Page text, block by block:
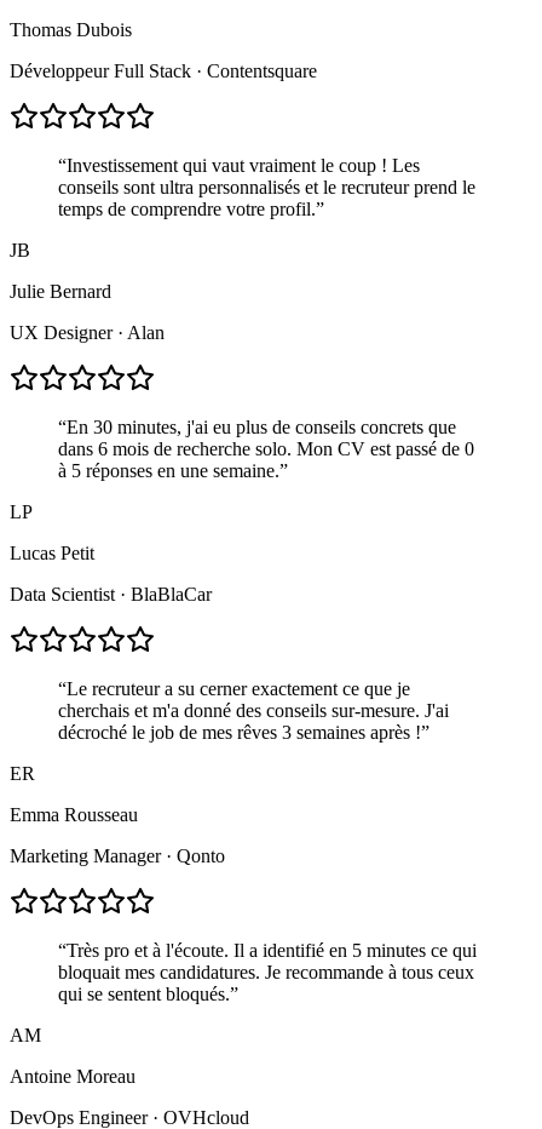
Thomas Dubois
Développeur Full Stack · Contentsquare
“Investissement qui vaut vraiment le coup ! Les
conseils sont ultra personnalisés et le recruteur prend le
temps de comprendre votre profil.”
JB
Julie Bernard
UX Designer· Alan
“En 30 minutes, j'ai eu plus de conseils concrets que
dans 6 mois de recherche solo. Mon CV est passé de 0
à 5 réponses en une semaine.”
LP
Lucas Petit
Data Scientist · BlaBlaCar
“Le recruteur a su cerner exactement ce que je
cherchais et m'a donné des conseils sur-mesure. J'ai
décroché le job de mes rêves 3 semaines après !”
ER
Emma Rousseau
Marketing Manager· Qonto
“Très pro et à l'écoute. Il a identifié en 5 minutes ce qui
bloquait mes candidatures. Je recommande à tous ceux
qui se sentent bloqués.”
AM
Antoine Moreau
DevOps Engineer· OVHcloud